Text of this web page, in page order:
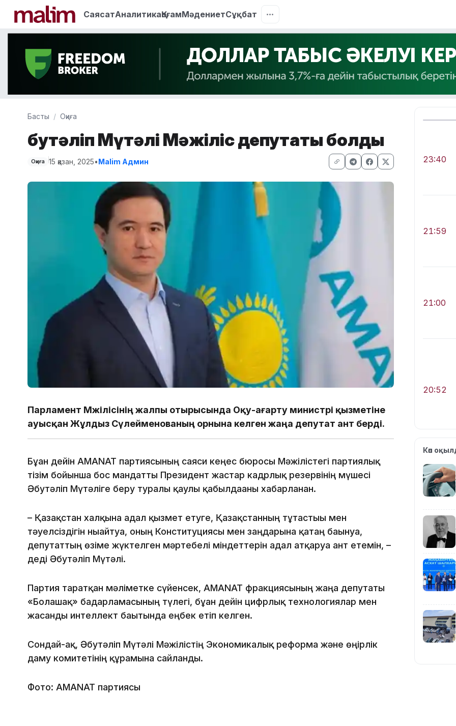
СаясатАналитикаҚоғамМәдениетСұқбат
Басты Оқиға
Әбутәліп Мүтәлі Мәжіліс депутаты болды
Оқиға 15 қазан, 2025•Malim Админ
Парламент Мәжілісінің жалпы отырысында Оқу-ағарту министрі қызметіне
ауысқан Жұлдыз Сүлейменованың орнына келген жаңа депутат ант берді.
Бұған дейін AMANAT партиясының саяси кеңес бюросы Мәжілістегі партиялық
тізім бойынша бос мандатты Президент жастар кадрлық резервінің мүшесі
Әбутәліп Мүтәліге беру туралы қаулы қабылдағаны хабарланған.
– Қазақстан халқына адал қызмет етуге, Қазақстанның тұтастығы мен
тәуелсіздігін нығайтуға, оның Конституциясы мен заңдарына қатаң бағынуға,
депутаттың өзіме жүктелген мәртебелі міндеттерін адал атқаруға ант етемін, –
деді Әбутәліп Мүтәлі.
Партия таратқан мәліметке сүйенсек, AMANAT фракциясының жаңа депутаты
«Болашақ» бағдарламасының түлегі, бұған дейін цифрлық технологиялар мен
жасанды интеллект бағытында еңбек етіп келген.
Сондай-ақ, Әбутәліп Мүтәлі Мәжілістің Экономикалық реформа және өңірлік
даму комитетінің құрамына сайланды.
Фото: AMANAT партиясы
23:40
21:59
21:00
20:52
19:39
18:45
Көп